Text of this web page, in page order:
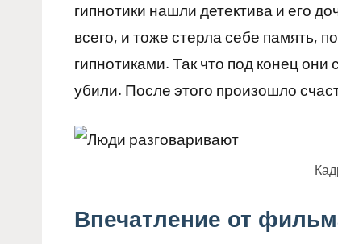
гипнотики нашли детектива и его
всего, и тоже стерла себе память,
гипнотиками. Так что под конец
убили. После этого произошло
Впечатление от